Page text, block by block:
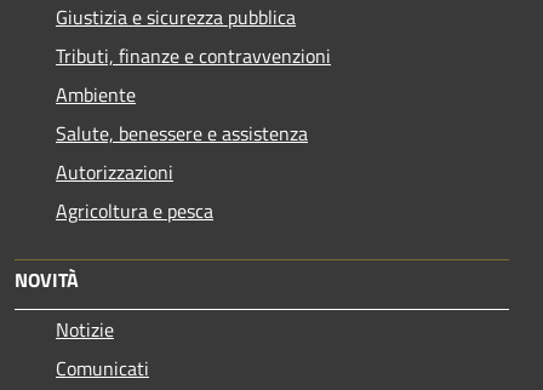
Giustizia e sicurezza pubblica
Tributi, finanze e contravvenzioni
Ambiente
Salute, benessere e assistenza
Autorizzazioni
Agricoltura e pesca
NOVITÀ
Notizie
Comunicati